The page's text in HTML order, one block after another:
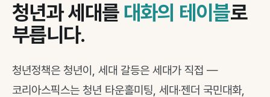
청년과 세대를 대화의 테이블로
부릅니다.
청년정책은 청년이, 세대 갈등은 세대가 직접 —
코리아스픽스는 청년 타운홀미팅, 세대·젠더 국민대화,